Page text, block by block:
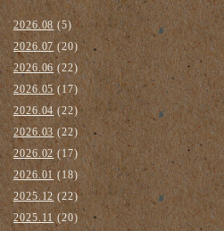
2026.08 (5)
2026.07(20)
2026.06(22)
2026.05(17)
2026.04 (22)
2026.03(22)
2026.02(17)
2026.01 (18)
2025.12 (22)
2025.11(20)